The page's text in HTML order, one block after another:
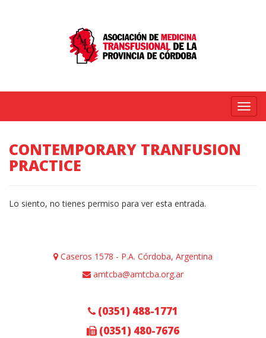
Menú
CONTEMPORARY TRANFUSION
PRACTICE
Lo siento, no tienes permiso para ver esta entrada.
Caseros 1578 - P.A. Córdoba, Argentina
amtcba@amtcba.org.ar
(0351) 488-1771
(0351) 480-7676